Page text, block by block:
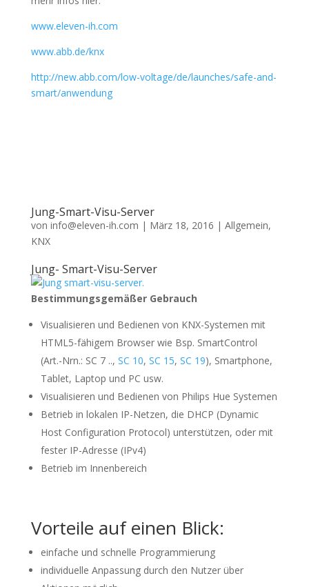
www.eleven-ih.com
www.abb.de/knx
http://new.abb.com/low-voltage/de/launches/safe-and-
smart/anwendung
Jung-Smart-Visu-Server
von info@eleven-ih.com | März 18, 2016 | Allgemein,
KNX
Jung- Smart-Visu-Server
Bestimmungsgemäßer Gebrauch
Visualisieren und Bedienen von KNX-Systemen mit
HTML5-fähigem Browser wie Bsp. SmartControl
(Art.-Nrn.: SC 7 .., SC 10, SC 15, SC 19), Smartphone,
Tablet, Laptop und PC usw.
Visualisieren und Bedienen von Philips Hue Systemen
Betrieb in lokalen IP-Netzen, die DHCP (Dynamic
Host Configuration Protocol) unterstützen, oder mit
fester IP-Adresse (IPv4)
Betrieb im Innenbereich
Vorteile auf einen Blick:
einfache und schnelle Programmierung
individuelle Anpassung durch den Nutzer über